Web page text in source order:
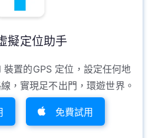
擬定位助手
置的GPS 定位，設定任何地
，實現足不出門，環遊世界。
免費試用